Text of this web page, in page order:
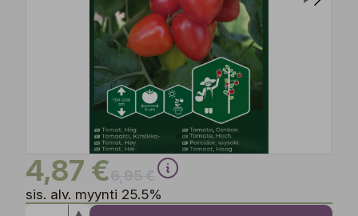
4,87 €
sis. alv. myynti 25.5%